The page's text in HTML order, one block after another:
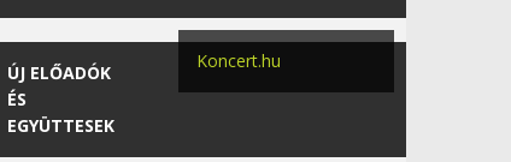
Koncert.hu
ÚJ ELŐADÓK
ÉS
EGYÜTTESEK